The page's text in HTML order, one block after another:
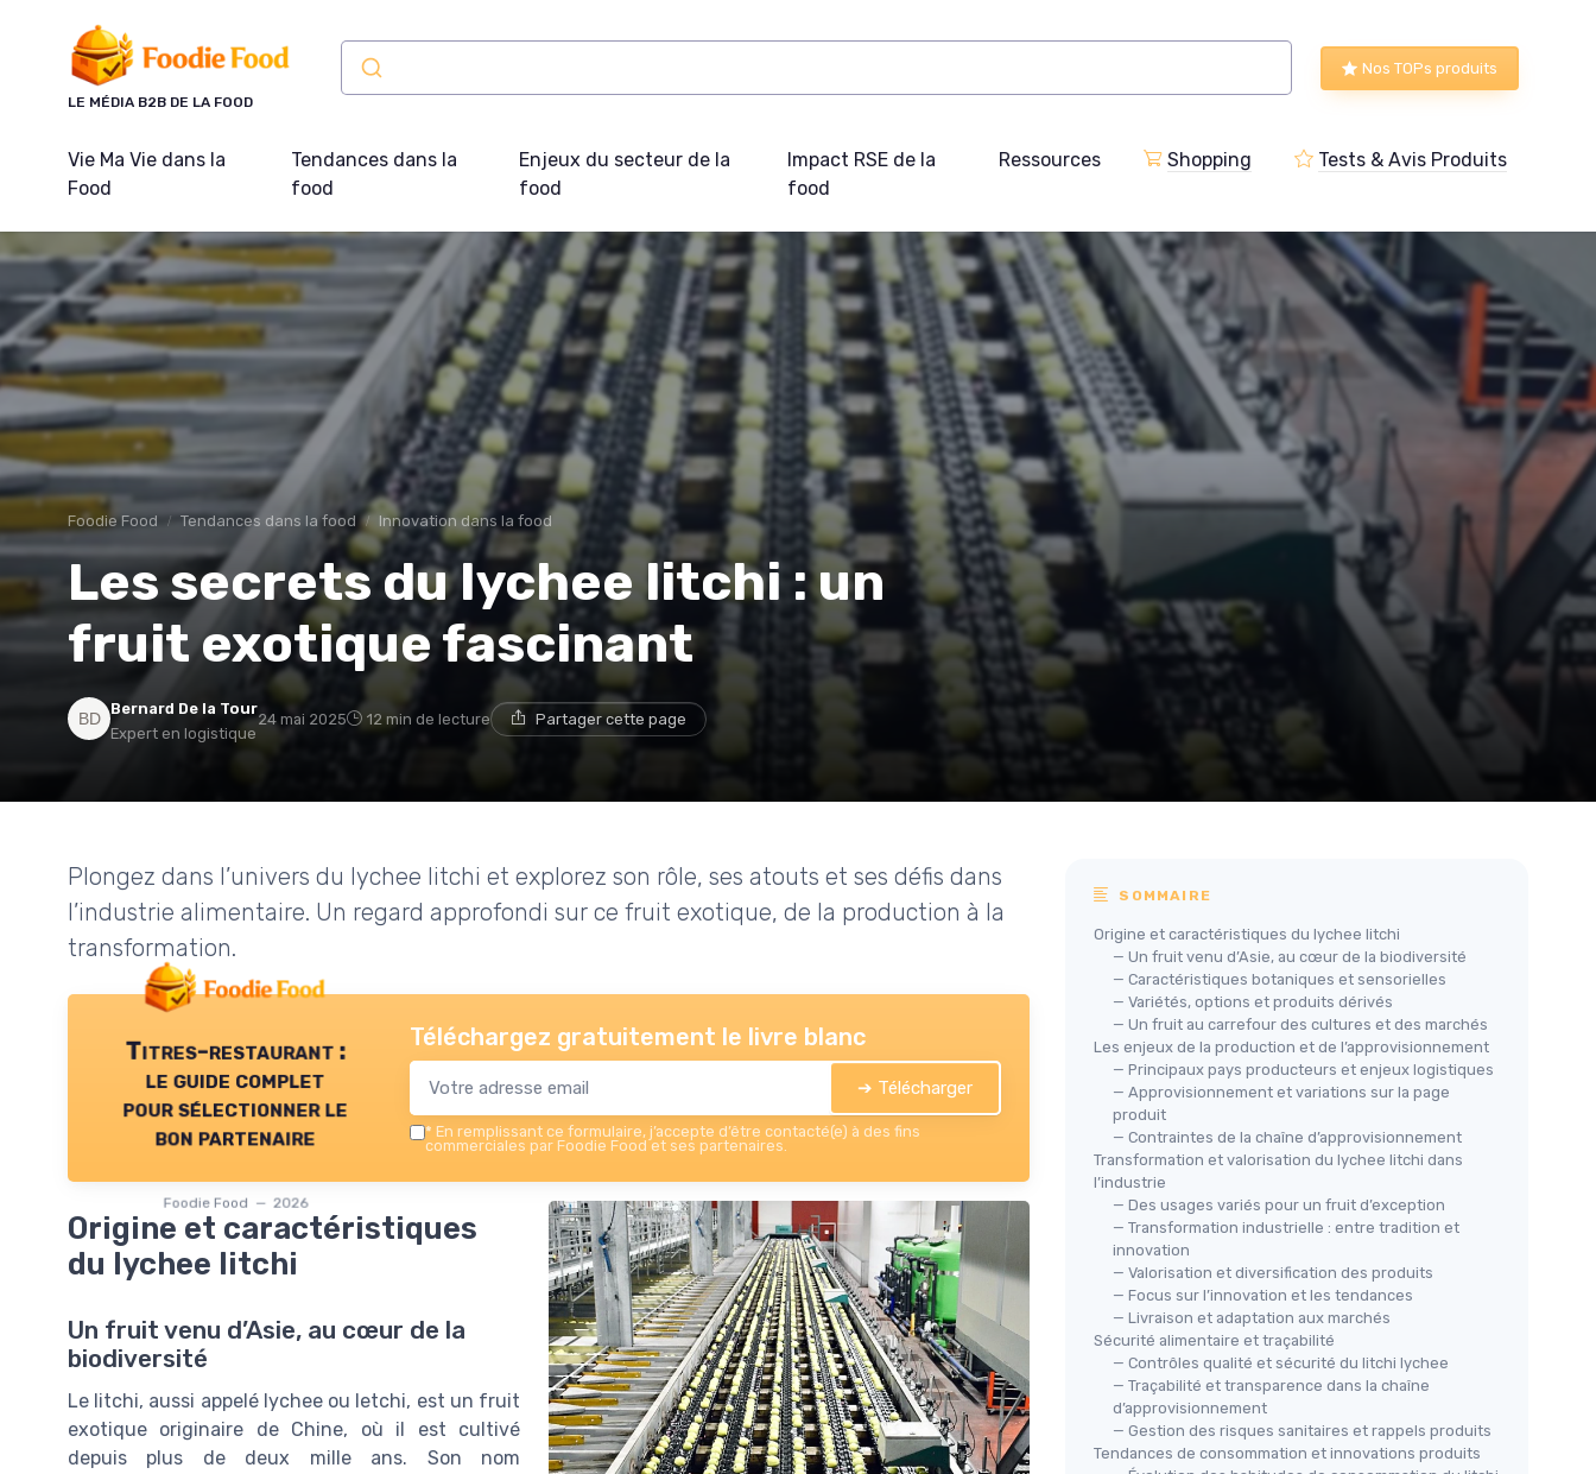
LE MÉDIA B2B DE LA FOOD
Nos TOPs produits
Vie Ma Vie dans la
Food
Tendances dans la
food
Enjeux du secteur de la
food
Impact RSE de la
food
Ressources Shopping Tests & Avis Produits
Foodie Food Tendances dans la food Innovation dans la food
Les secrets du lychee litchi : un
fruit exotique fascinant
Bernard De la Tour
Expert en logistique
24 mai 2025 12 min de lecture Partager cette page
Plongez dans l’univers du lychee litchi et explorez son rôle, ses atouts et ses défis dans
l’industrie alimentaire. Un regard approfondi sur ce fruit exotique, de la production à la
transformation.
Titres-restaurant :
le guide complet
pour sélectionner le
bon partenaire
Foodie Food — 2026
Téléchargez gratuitement le livre blanc
➔ Télécharger
* En remplissant ce formulaire, j’accepte d’être contacté(e) à des fins
commerciales par Foodie Food et ses partenaires.
Origine et caractéristiques
du lychee litchi
Un fruit venu d’Asie, au cœur de la
biodiversité
Le litchi, aussi appelé lychee ou letchi, est un fruit
exotique originaire de Chine, où il est cultivé
depuis plus de deux mille ans. Son nom
SOMMAIRE
Origine et caractéristiques du lychee litchi
— Un fruit venu d’Asie, au cœur de la biodiversité
— Caractéristiques botaniques et sensorielles
— Variétés, options et produits dérivés
— Un fruit au carrefour des cultures et des marchés
Les enjeux de la production et de l’approvisionnement
— Principaux pays producteurs et enjeux logistiques
— Approvisionnement et variations sur la page
produit
— Contraintes de la chaîne d’approvisionnement
Transformation et valorisation du lychee litchi dans
l’industrie
— Des usages variés pour un fruit d’exception
— Transformation industrielle : entre tradition et
innovation
— Valorisation et diversification des produits
— Focus sur l’innovation et les tendances
— Livraison et adaptation aux marchés
Sécurité alimentaire et traçabilité
— Contrôles qualité et sécurité du litchi lychee
— Traçabilité et transparence dans la chaîne
d’approvisionnement
— Gestion des risques sanitaires et rappels produits
Tendances de consommation et innovations produits